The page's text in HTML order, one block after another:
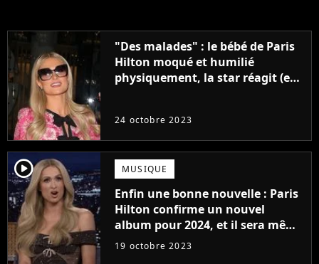
"Des malades" : le bébé de Paris
Hilton moqué et humilié
physiquement, la star réagit (et
24 octobre 2023
player2 MUSIQUE
Enfin une bonne nouvelle : Paris
Hilton confirme un nouvel
album pour 2024, et il sera même
produit par Sia !
19 octobre 2023